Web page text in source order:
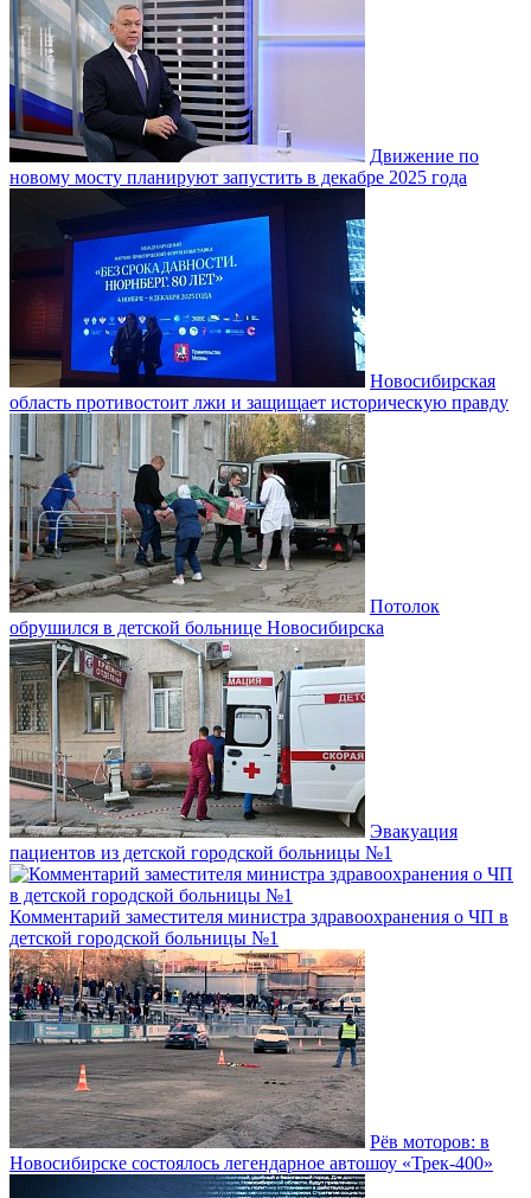
Движение по
новому мосту планируют запустить в декабре 2025 года
Новосибирская
область противостоит лжи и защищает историческую правду
Потолок
обрушился в детской больнице Новосибирска
Эвакуация
пациентов из детской городской больницы №1
Комментарий заместителя министра здравоохранения о ЧП в
детской городской больницы №1
Рёв моторов: в
Новосибирске состоялось легендарное автошоу «Трек-400»